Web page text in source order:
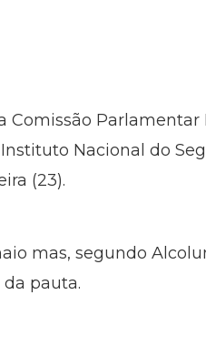
Comissão Parlamentar
Nacional do
(23).
mas, segundo
pauta.